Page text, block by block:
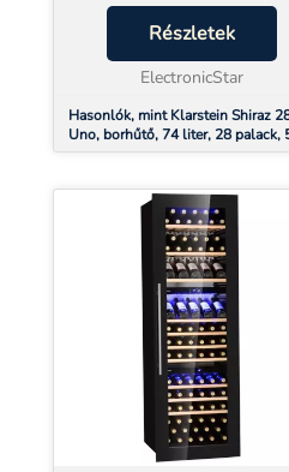
megfelelő ivási hőmérsékletű
palack bort biztosítja.
akár 28 palack bor tárolására
Részletek
ElectronicStar
Hasonlók, mint Klarstein Shiraz
Uno, borhűtő, 74 liter, 28 palack,
18°C, érintőképernyős